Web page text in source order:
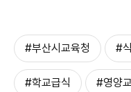
#부산시교육청 #
#학교급식 #영양